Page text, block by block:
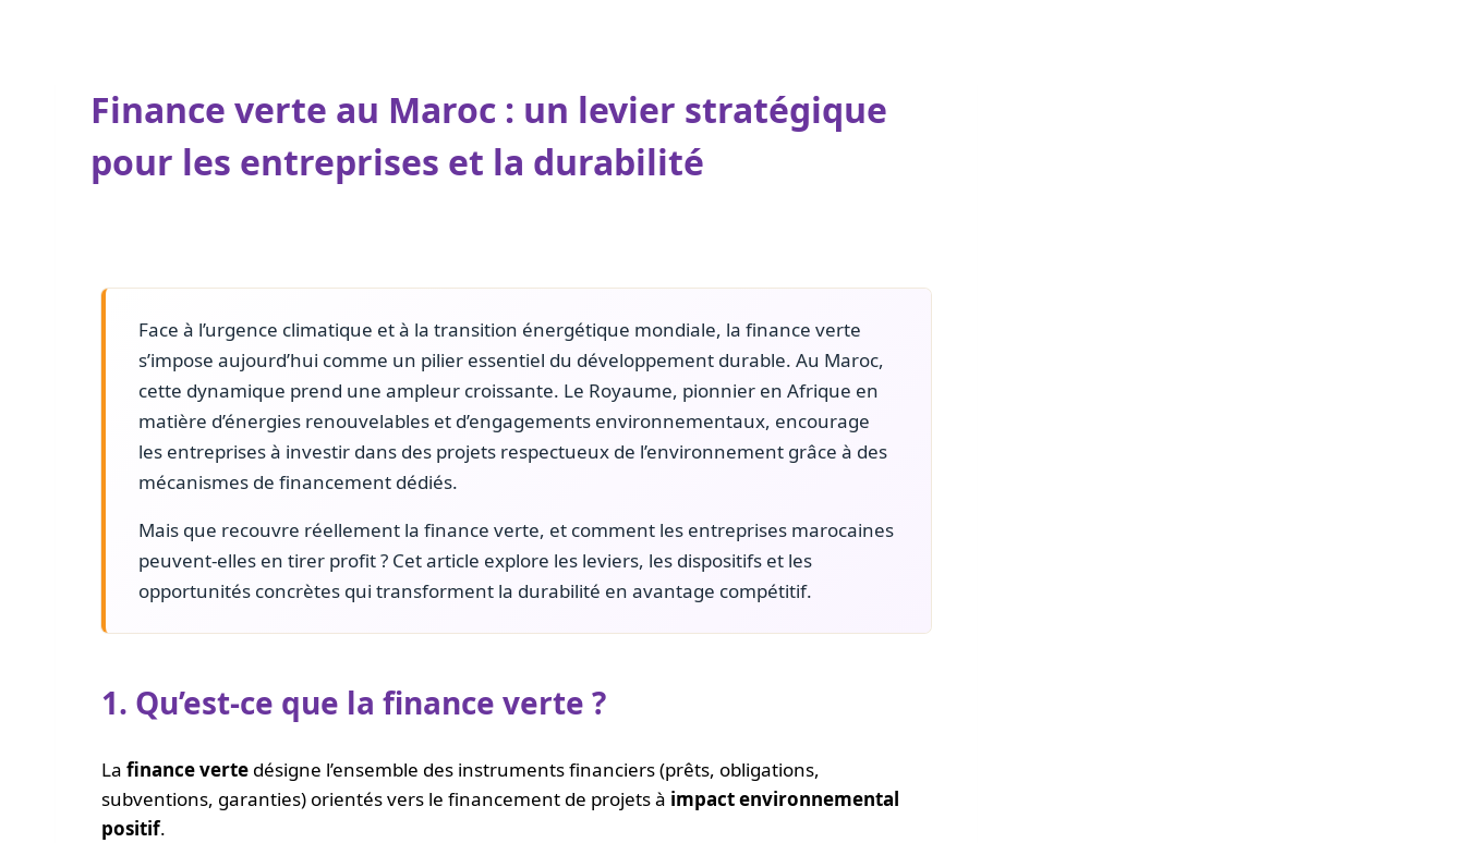
Finance verte au Maroc : un levier stratégique
pour les entreprises et la durabilité
Face à l’urgence climatique et à la transition énergétique mondiale, la finance verte
s’impose aujourd’hui comme un pilier essentiel du développement durable. Au Maroc,
cette dynamique prend une ampleur croissante. Le Royaume, pionnier en Afrique en
matière d’énergies renouvelables et d’engagements environnementaux, encourage
les entreprises à investir dans des projets respectueux de l’environnement grâce à des
mécanismes de financement dédiés.
Mais que recouvre réellement la finance verte, et comment les entreprises marocaines
peuvent-elles en tirer profit ? Cet article explore les leviers, les dispositifs et les
opportunités concrètes qui transforment la durabilité en avantage compétitif.
1. Qu’est-ce que la finance verte ?
La finance verte désigne l’ensemble des instruments financiers (prêts, obligations,
subventions, garanties) orientés vers le financement de projets à impact environnemental
positif.